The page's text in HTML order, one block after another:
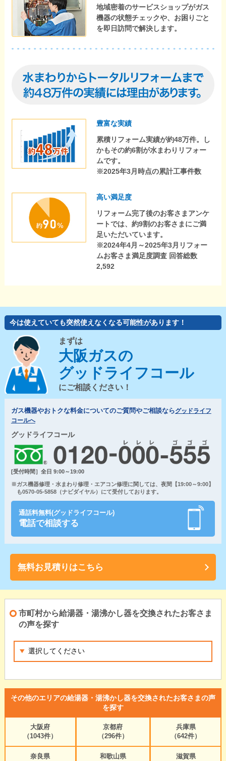
地域密着のサービスショップがガス
機器の状態チェックや、お困りごと
を即日訪問で解決します。
豊富な実績
累積リフォーム実績が約48万件。し
かもその約6割が水まわりリフォー
ムです。
※2025年3月時点の累計工事件数
高い満足度
リフォーム完了後のお客さまアンケ
ートでは、約9割のお客さまにご満
足いただいています。
※2024年4月～2025年3月リフォー
ムお客さま満足度調査 回答総数
2,592
今は使えていても突然使えなくなる可能性があります！
まずは
大阪ガスの
グッドライフコール
にご相談ください！
ガス機器やおトクな料金についてのご質問やご相談ならグッドライフ
コールへ
グッドライフコール
[受付時間］全日 9:00～19:00
※ガス機器修理・水まわり修理・エアコン修理に関しては、夜間【19:00～9:00】
も0570-05-5858（ナビダイヤル）にて受付しております。
通話料無料(グッドライフコール)
電話で相談する
無料お見積りはこちら
市町村から給湯器・湯沸かし器を交換されたお客さま
の声を探す
その他のエリアの給湯器・湯沸かし器を交換されたお客さまの声
を探す
大阪府
（1043件）
京都府
（296件）
兵庫県
（642件）
奈良県
和歌山県
滋賀県